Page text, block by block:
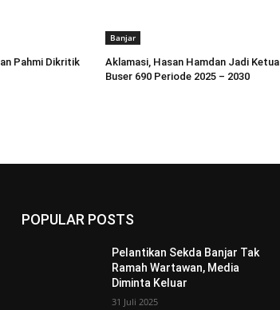
Pahmi Dikritik
Banjar
Aklamasi, Hasan Hamdan Jadi Ketua
Buser 690 Periode 2025 – 2030
POPULAR POSTS
Pelantikan Sekda Banjar Tak
Ramah Wartawan, Media
Diminta Keluar
31 Juli 2025